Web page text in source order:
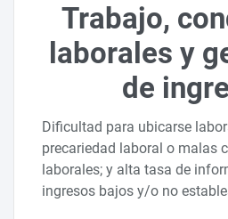
Trabajo,
laborales y
de
Dificultad para ubicarse
precariedad laboral o malas
laborales; y alta tasa de
ingresos bajos y/o no